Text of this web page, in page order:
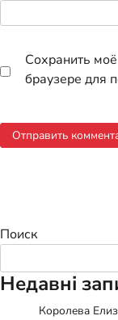
Сохранить
браузере для
Поиск
Недавні
Королева